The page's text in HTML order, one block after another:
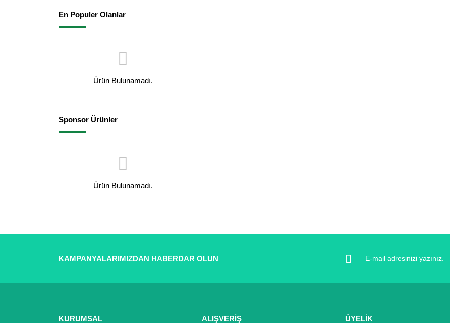
En Populer Olanlar
Ürün Bulunamadı.
Sponsor Ürünler
Ürün Bulunamadı.
KAMPANYALARIMIZDAN HABERDAR OLUN
KURUMSAL ALIŞVERİŞ ÜYELİK